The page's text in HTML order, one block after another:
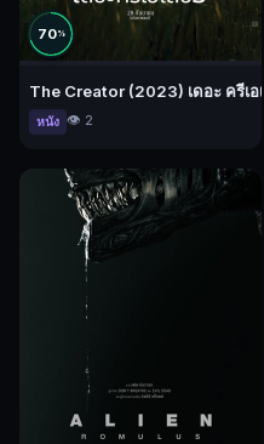
70%
The Creator (2023) เดอะ ครีเอ
หนัง 👁️ 2